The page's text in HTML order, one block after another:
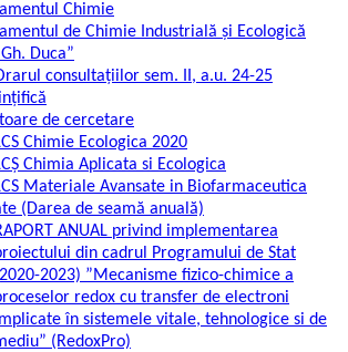
Chimie
de Chimie Industrială și Ecologică
Duca”
consultațiilor sem. II, a.u. 24-25
de cercetare
Chimie Ecologica 2020
Chimia Aplicata si Ecologica
Materiale Avansate in Biofarmaceutica
(Darea de seamă anuală)
ANUAL privind implementarea
din cadrul Programului de Stat
2023) ”Mecanisme fizico-chimice a
redox cu transfer de electroni
în sistemele vitale, tehnologice si de
(RedoxPro)